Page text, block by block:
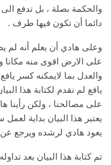
والحكمة بصلة ، بل تدفع الى
دائما أن تكون فيها طرف .
وعلى هادي أن يعلم أنه لم
على الارض اقوى منه
والعدل بما لايمكنه كسر يافع
يافع لم نقدم لكتابة هذا
على مصالحنا ، ولكن رأينا
يعتبر هذا البيان بداية
يعود هادي لرشده ويرجع